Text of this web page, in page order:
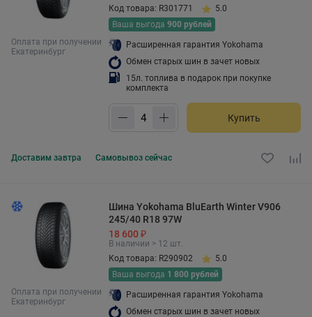
Оплата при получении
Екатеринбург
Код товара: R301771
5.0
Ваша выгода 900 рублей
Расширенная гарантия Yokohama
Обмен старых шин в зачет новых
15л. топлива в подарок при покупке
комплекта
Купить
Доставим завтра Самовывоз сейчас
Оплата при получении
Екатеринбург
Шина Yokohama BluEarth Winter V906
245/40 R18 97W
18 600 ₽
В наличии > 12 шт.
Код товара: R290902
5.0
Ваша выгода 1 800 рублей
Расширенная гарантия Yokohama
Обмен старых шин в зачет новых